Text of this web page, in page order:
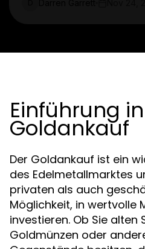
Einführung
Goldankauf
Der Goldankauf ist ein
des Edelmetallmarktes
privaten als auch
Möglichkeit, in wertvolle
investieren. Ob Sie alten
Goldmünzen oder